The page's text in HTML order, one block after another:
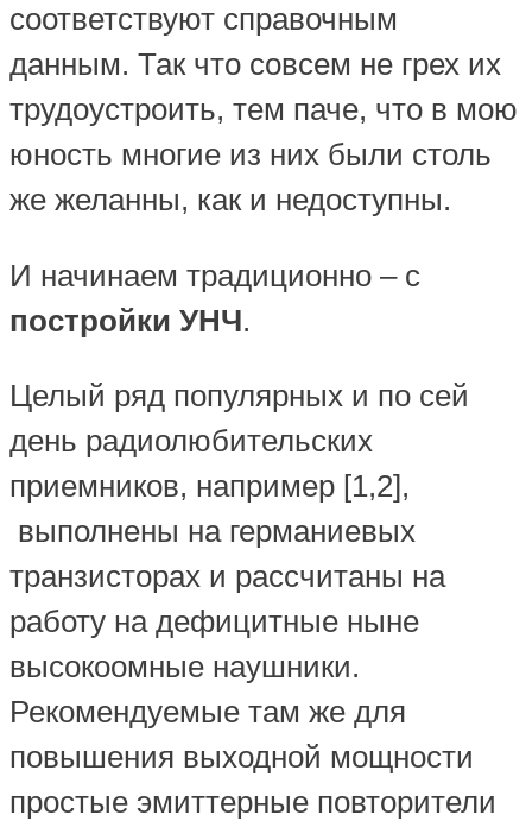
соответствуют справочным
данным. Так что совсем не грех их
трудоустроить, тем паче, что в мою
юность многие из них были столь
же желанны, как и недоступны.
И начинаем традиционно – с
постройки УНЧ.
Целый ряд популярных и по сей
день радиолюбительских
приемников, например [1,2],
выполнены на германиевых
транзисторах и рассчитаны на
работу на дефицитные ныне
высокоомные наушники.
Рекомендуемые там же для
повышения выходной мощности
простые эмиттерные повторители